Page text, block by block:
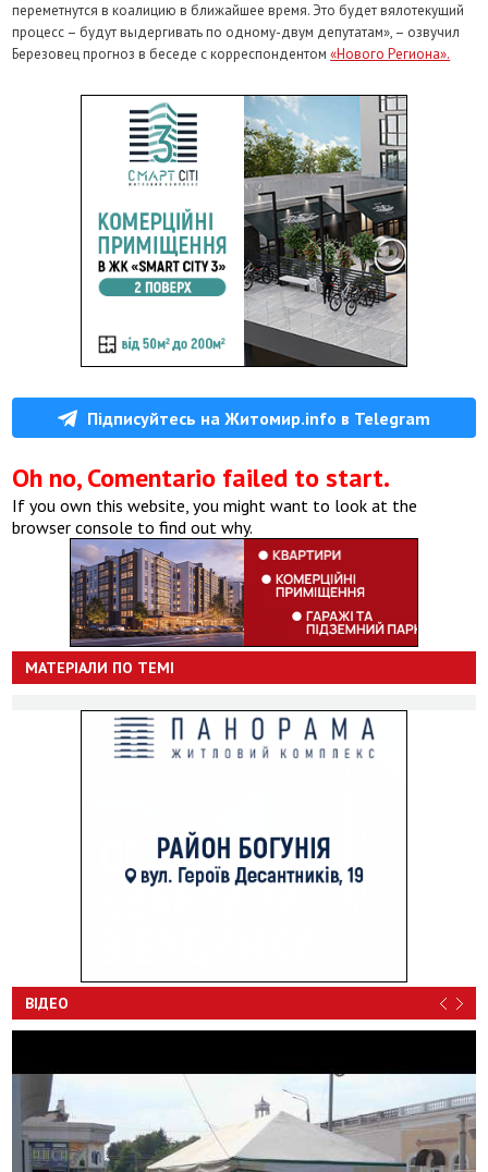
переметнутся в коалицию в ближайшее время. Это будет вялотекущий
процесс – будут выдергивать по одному-двум депутатам», – озвучил
Березовец прогноз в беседе с корреспондентом«Нового Региона».
Підписуйтесь на Житомир.info в Telegram
Oh no, Comentario failed to start.
If you own this website, you might want to look at the
browser console to find out why.
МАТЕРІАЛИ ПО ТЕМІ
ВІДЕО